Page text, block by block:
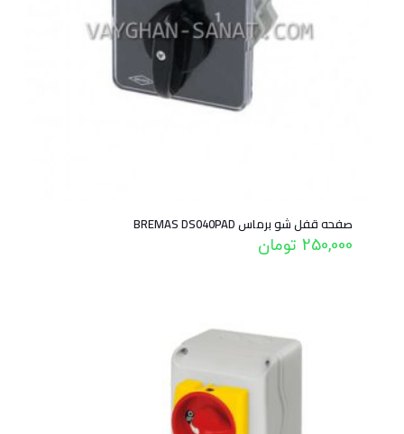
صفحه قفل شو برماس BREMAS DS040PAD
250,000 تومان